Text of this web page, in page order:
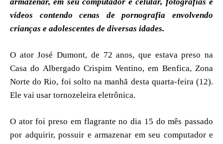
vídeos contendo cenas de pornografia envolvendo
crianças e adolescentes de diversas idades.
O ator José Dumont, de 72 anos, que estava preso na
Casa do Albergado Crispim Ventino, em Benfica, Zona
Norte do Rio, foi solto na manhã desta quarta-feira (12).
Ele vai usar tornozeleira eletrônica.
O ator foi preso em flagrante no dia 15 do mês passado
por adquirir, possuir e armazenar em seu computador e